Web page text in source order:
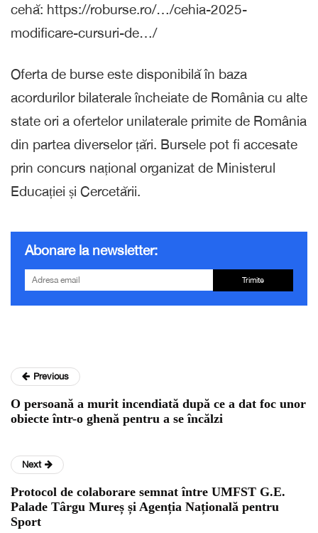
cehă: https://roburse.ro/…/cehia-2025-
modificare-cursuri-de…/
Oferta de burse este disponibilă în baza
acordurilor bilaterale încheiate de România cu alte
state ori a ofertelor unilaterale primite de România
din partea diverselor țări. Bursele pot fi accesate
prin concurs național organizat de Ministerul
Educației și Cercetării.
Abonare la newsletter:
Trimite
Previous
O persoană a murit incendiată după ce a dat foc unor
obiecte într-o ghenă pentru a se încălzi
Next
Protocol de colaborare semnat între UMFST G.E.
Palade Târgu Mureș și Agenția Națională pentru
Sport